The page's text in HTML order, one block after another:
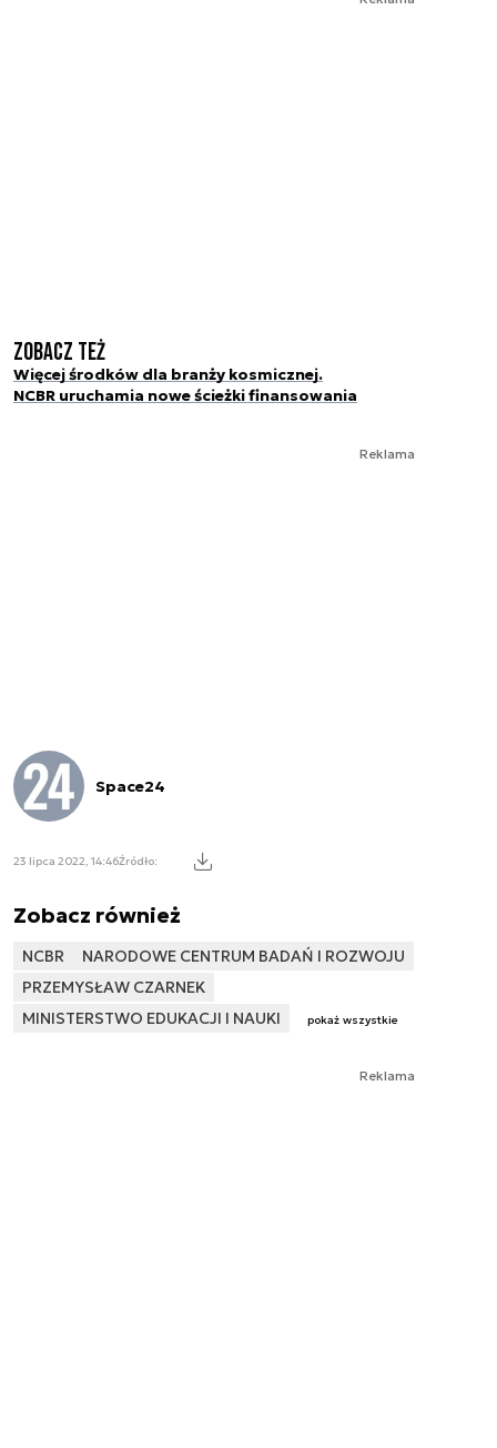
Zobacz też
Więcej środków dla branży kosmicznej.
NCBR uruchamia nowe ścieżki finansowania
Reklama
Space24
23 lipca 2022, 14:46Źródło:
Zobacz również
NCBR
NARODOWE CENTRUM BADAŃ I ROZWOJU
PRZEMYSŁAW CZARNEK
MINISTERSTWO EDUKACJI I NAUKI
pokaż wszystkie
Reklama